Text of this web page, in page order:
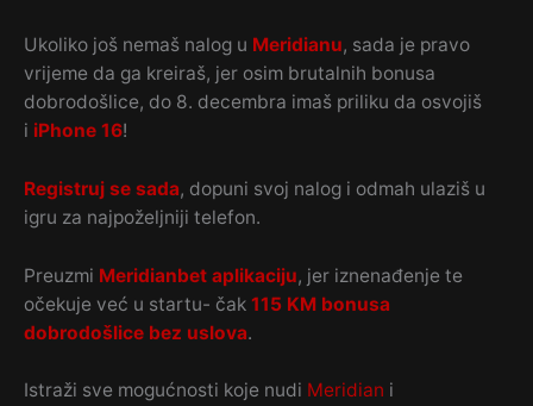
Ukoliko još nemaš nalog u Meridianu, sada je pravo
vrijeme da ga kreiraš, jer osim brutalnih bonusa
dobrodošlice, do 8. decembra imaš priliku da osvojiš
i iPhone 16!
Registruj se sada, dopuni svoj nalog i odmah ulaziš u
igru za najpoželjniji telefon.
Preuzmi Meridianbet aplikaciju, jer iznenađenje te
očekuje već u startu- čak 115 KM bonusa
dobrodošlice bez uslova.
Istraži sve mogućnosti koje nudi Meridian i